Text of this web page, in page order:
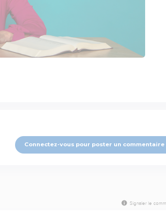
Connectez-vous pour poster un commentaire
Signaler le